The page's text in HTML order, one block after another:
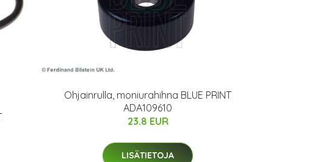
Ohjainrulla, moniurahihna BLUE PRINT
ADA109610
23.8 EUR
LISÄTIETOJA